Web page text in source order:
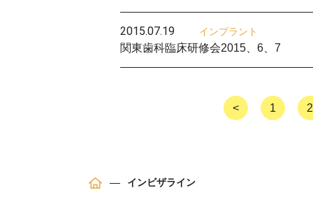
2015.07.19 インプラント
関東歯科臨床研修会2015、6、7
< 1 2
ホ
インビザライン